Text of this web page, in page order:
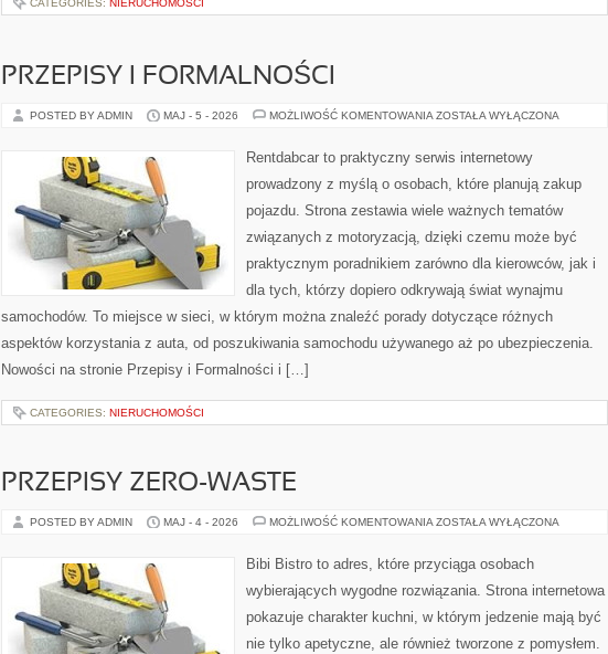
CATEGORIES: NIERUCHOMOŚCI
PRZEPISY I FORMALNOŚCI
POSTED BY ADMIN MAJ - 5 - 2026 MOŻLIWOŚĆ KOMENTOWANIA PRZEPISY
ZOSTAŁA WYŁĄCZONA
Rentdabcar to praktyczny serwis internetowy
prowadzony z myślą o osobach, które planują zakup
pojazdu. Strona zestawia wiele ważnych tematów
związanych z motoryzacją, dzięki czemu może być
praktycznym poradnikiem zarówno dla kierowców, jak i
dla tych, którzy dopiero odkrywają świat wynajmu
samochodów. To miejsce w sieci, w którym można znaleźć porady dotyczące różnych
aspektów korzystania z auta, od poszukiwania samochodu używanego aż po ubezpieczenia.
Nowości na stronie Przepisy i Formalności i […]
CATEGORIES: NIERUCHOMOŚCI
PRZEPISY ZERO-WASTE
POSTED BY ADMIN MAJ - 4 - 2026 MOŻLIWOŚĆ KOMENTOWANIA PRZEPISY
ZOSTAŁA WYŁĄCZONA
Bibi Bistro to adres, które przyciąga osobach
wybierających wygodne rozwiązania. Strona internetowa
pokazuje charakter kuchni, w którym jedzenie mają być
nie tylko apetyczne, ale również tworzone z pomysłem.